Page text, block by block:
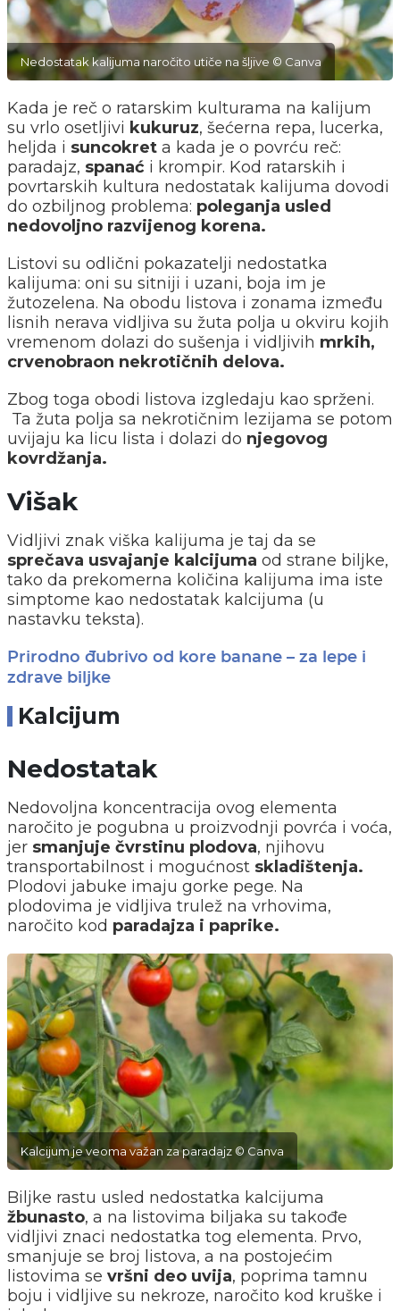
Nedostatak kalijuma naročito utiče na šljive © Canva
Kada je reč o ratarskim kulturama na kalijum
su vrlo osetljivi kukuruz, šećerna repa, lucerka,
heljda i suncokret a kada je o povrću reč:
paradajz, spanać i krompir. Kod ratarskih i
povrtarskih kultura nedostatak kalijuma dovodi
do ozbiljnog problema: poleganja usled
nedovoljno razvijenog korena.
Listovi su odlični pokazatelji nedostatka
kalijuma: oni su sitniji i uzani, boja im je
žutozelena. Na obodu listova i zonama između
lisnih nerava vidljiva su žuta polja u okviru kojih
vremenom dolazi do sušenja i vidljivih mrkih,
crvenobraon nekrotičnih delova.
Zbog toga obodi listova izgledaju kao sprženi.
Ta žuta polja sa nekrotičnim lezijama se potom
uvijaju ka licu lista i dolazi do njegovog
kovrdžanja.
Višak
Vidljivi znak viška kalijuma je taj da se
sprečava usvajanje kalcijuma od strane biljke,
tako da prekomerna količina kalijuma ima iste
simptome kao nedostatak kalcijuma (u
nastavku teksta).
Prirodno đubrivo od kore banane – za lepe i
zdrave biljke
Kalcijum
Nedostatak
Nedovoljna koncentracija ovog elementa
naročito je pogubna u proizvodnji povrća i voća,
jer smanjuje čvrstinu plodova, njihovu
transportabilnost i mogućnost skladištenja.
Plodovi jabuke imaju gorke pege. Na
plodovima je vidljiva trulež na vrhovima,
naročito kod paradajza i paprike.
Kalcijum je veoma važan za paradajz © Canva
Biljke rastu usled nedostatka kalcijuma
žbunasto, a na listovima biljaka su takođe
vidljivi znaci nedostatka tog elementa. Prvo,
smanjuje se broj listova, a na postojećim
listovima se vršni deo uvija, poprima tamnu
boju i vidljive su nekroze, naročito kod kruške i